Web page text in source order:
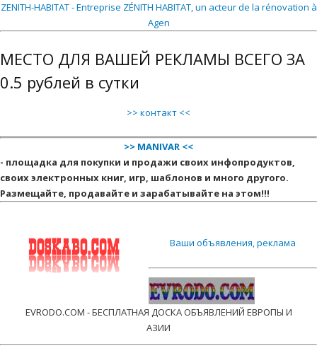
ZENITH-HABITAT - Entreprise ZÉNITH HABITAT, un acteur de la rénovation à
Agen
МЕСТО ДЛЯ ВАШЕЙ РЕКЛАМЫ ВСЕГО ЗА
0.5 рублей в сутки
>> контакт <<
>> MANIVAR <<
- площадка для покупки и продажи своих инфопродуктов,
своих электронных книг, игр, шаблонов и много другого.
Размещайте, продавайте и зарабатывайте на этом!!!
Ваши объявления, реклама
EVRODO.COM - БЕСПЛАТНАЯ ДОСКА ОБЪЯВЛЕНИЙ ЕВРОПЫ И
АЗИИ